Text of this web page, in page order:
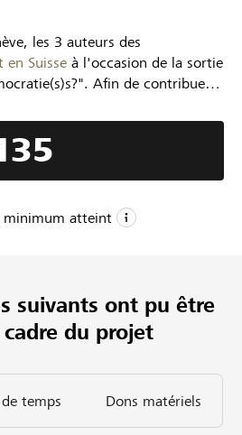
les 3 auteurs des
#DataGueule viendront en Suisse à l'occasion de la sortie
Afin de contribuer
et France sur nos
de visions et perspectives.
datagueule.ch
atteint
suivants ont pu être
du projet
temps Dons matériels